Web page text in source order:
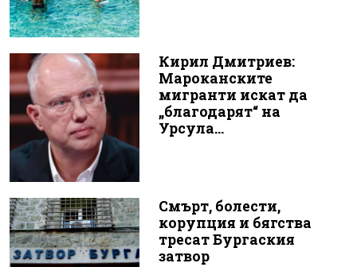
Кирил Дмитриев:
Мароканските
мигранти искат да
„благодарят“ на
Урсула...
Смърт, болести,
корупция и бягства
тресат Бургаския
затвор